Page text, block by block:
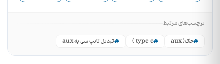
برچسب‌های مرتبط
جک( aux
type c ) تبدیل تایپ سی به aux